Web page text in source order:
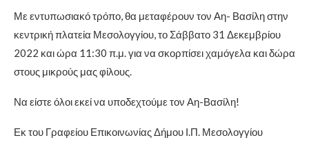
Με εντυπωσιακό τρόπο, θα μεταφέρουν τον Αη- Βασίλη στην
κεντρική πλατεία Μεσολογγίου, το Σάββατο 31 Δεκεμβρίου
2022 και ώρα 11:30 π.μ. για να σκορπίσει χαμόγελα και δώρα
στους μικρούς μαςφίλους.
Να είστε όλοι εκεί να υποδεχτούμε τον Αη-Βασίλη!
Εκ του Γραφείου Επικοινωνίας Δήμου Ι.Π. Μεσολογγίου